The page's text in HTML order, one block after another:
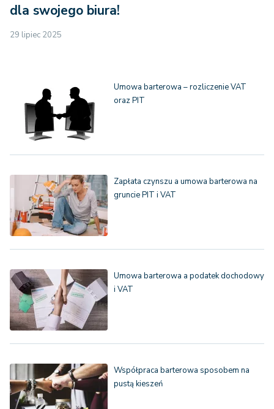
dla swojego biura!
29 lipiec 2025
Umowa barterowa – rozliczenie VAT
oraz PIT
Zapłata czynszu a umowa barterowa na
gruncie PIT i VAT
Umowa barterowa a podatek dochodowy
i VAT
Współpraca barterowa sposobem na
pustą kieszeń